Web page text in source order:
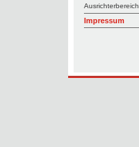
Ausrichterbereich
Impressum